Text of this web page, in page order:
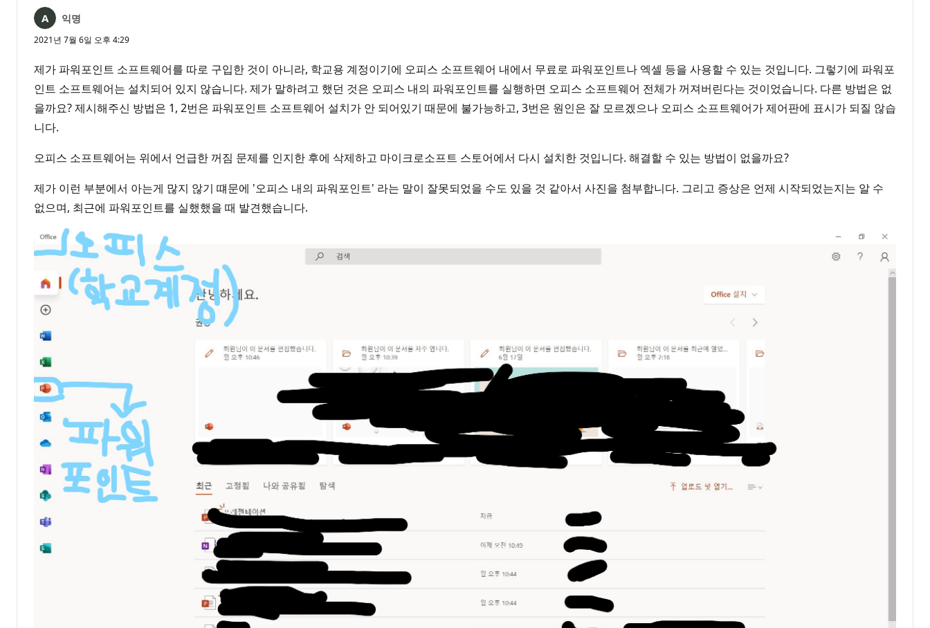
익명
2021년 7월 6일 오후 4:29
제가 파워포인트 소프트웨어를 따로 구입한 것이 아니라, 학교용 계정이기에 오피스 소프트웨어 내에서 무료로 파워포인트나 엑셀 등을 사용할 수 있는 것입니다. 그렇기에 파워포
인트 소프트웨어는 설치되어 있지 않습니다. 제가 말하려고 했던 것은 오피스 내의 파워포인트를 실행하면 오피스 소프트웨어 전체가 꺼져버린다는 것이었습니다. 다른 방법은 없
을까요? 제시해주신 방법은 1, 2번은 파워포인트 소프트웨어 설치가 안 되어있기 때문에 불가능하고, 3번은 원인은 잘 모르겠으나 오피스 소프트웨어가 제어판에 표시가 되질 않습
니다.
오피스 소프트웨어는 위에서 언급한 꺼짐 문제를 인지한 후에 삭제하고 마이크로소프트 스토어에서 다시 설치한 것입니다. 해결할 수 있는 방법이 없을까요?
제가 이런 부분에서 아는게 많지 않기 떄문에 '오피스 내의 파워포인트' 라는 말이 잘못되었을 수도 있을 것 같아서 사진을 첨부합니다. 그리고 증상은 언제 시작되었는지는 알 수
없으며, 최근에 파워포인트를 실했했을 때 발견했습니다.